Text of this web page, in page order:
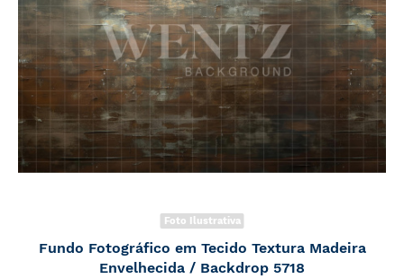
Foto Ilustrativa
Fundo Fotográfico em Tecido Textura Madeira
Envelhecida / Backdrop 5718